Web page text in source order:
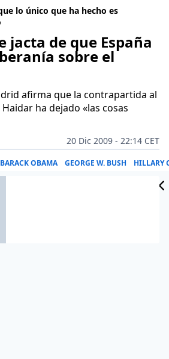
lo único que ha hecho es
jacta de que España
sobre el
afirma que la contrapartida al
ha dejado «las cosas
20 Dic 2009 - 22:14 CET
BARACK OBAMA GEORGE W. BUSH HILLARY